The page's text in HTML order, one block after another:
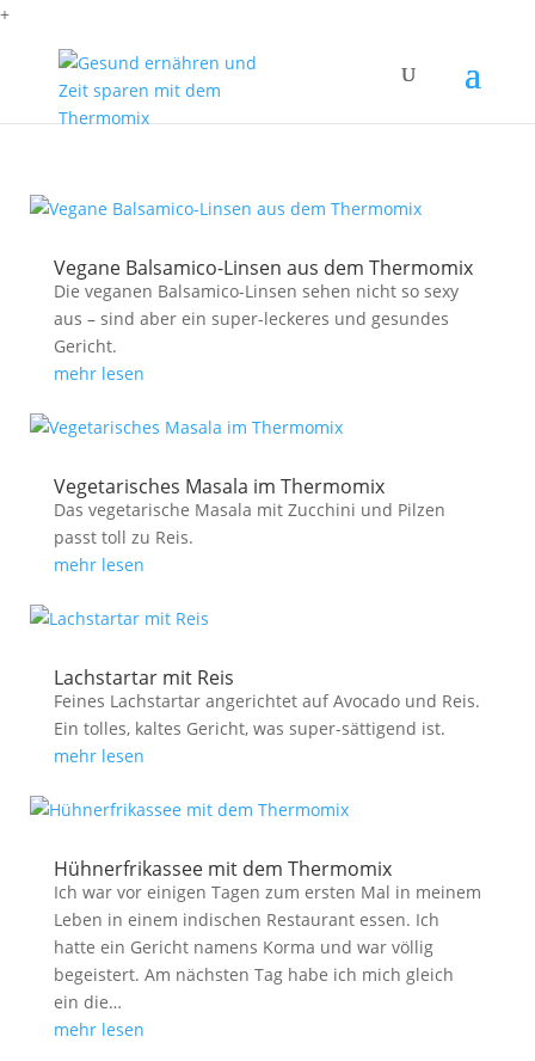
+
Vegane Balsamico-Linsen aus dem Thermomix
Die veganen Balsamico-Linsen sehen nicht so sexy
aus – sind aber ein super-leckeres und gesundes
Gericht.
mehr lesen
Vegetarisches Masala im Thermomix
Das vegetarische Masala mit Zucchini und Pilzen
passt toll zu Reis.
mehr lesen
Lachstartar mit Reis
Feines Lachstartar angerichtet auf Avocado und Reis.
Ein tolles, kaltes Gericht, was super-sättigend ist.
mehr lesen
Hühnerfrikassee mit dem Thermomix
Ich war vor einigen Tagen zum ersten Mal in meinem
Leben in einem indischen Restaurant essen. Ich
hatte ein Gericht namens Korma und war völlig
begeistert. Am nächsten Tag habe ich mich gleich
ein die…
mehr lesen